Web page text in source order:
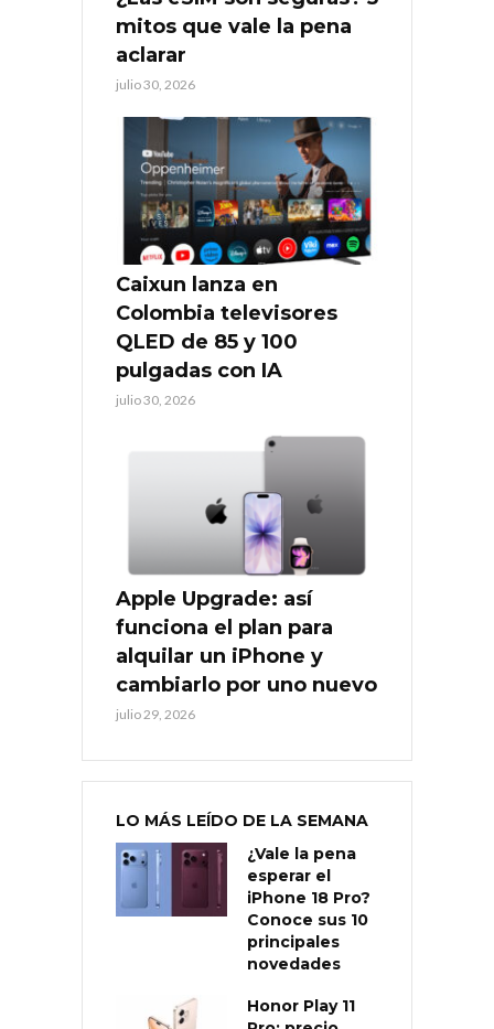
mitos que vale la pena
aclarar
julio 30, 2026
Caixun lanza en
Colombia televisores
QLED de 85 y 100
pulgadas con IA
julio 30, 2026
Apple Upgrade: así
funciona el plan para
alquilar un iPhone y
cambiarlo por uno nuevo
julio 29, 2026
LO MÁS LEÍDO DE LA SEMANA
¿Vale la pena
esperar el
iPhone 18 Pro?
Conoce sus 10
principales
novedades
Honor Play 11